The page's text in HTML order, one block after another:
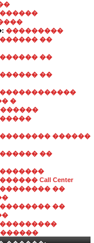
���������
��
��
��
������������
�
������
��
Call Center
�������� ��
�������� ��
���������